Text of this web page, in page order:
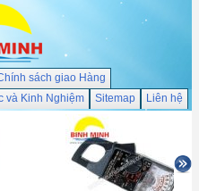
sách giao Hàng
và Kinh Nghiệm Sitemap Liên hệ